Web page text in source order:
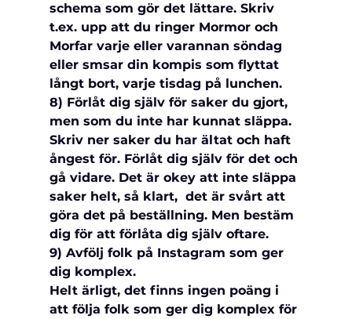
schema som gör det lättare. Skriv
t.ex. upp att du ringer Mormor och
Morfar varje eller varannan söndag
eller smsar din kompis som flyttat
långt bort, varje tisdag på lunchen.
8) Förlåt dig själv för saker du gjort,
men som du inte har kunnat släppa.
Skriv ner saker du har ältat och haft
ångest för. Förlåt dig själv för det och
gå vidare. Det är okey att inte släppa
saker helt, så klart,  det är svårt att
göra det på beställning. Men bestäm
dig för att förlåta dig själv oftare.
9) Avfölj folk på Instagram som ger
dig komplex.
Helt ärligt, det finns ingen poäng i
att följa folk som ger dig komplex för